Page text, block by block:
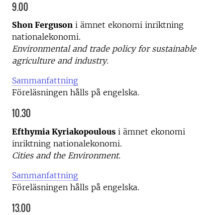
9.00
Shon Ferguson i ämnet ekonomi inriktning
nationalekonomi.
Environmental and trade policy for sustainable
agriculture and industry.
Sammanfattning
Föreläsningen hålls på engelska.
10.30
Efthymia Kyriakopoulous i ämnet ekonomi
inriktning nationalekonomi.
Cities and the Environment.
Sammanfattning
Föreläsningen hålls på engelska.
13.00